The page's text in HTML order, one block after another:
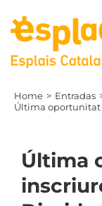
content
Home Entradas
Última oportunitat
Última